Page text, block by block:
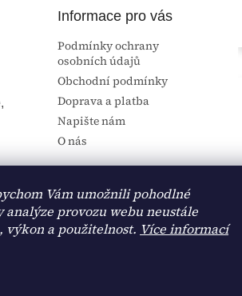
Vám umožnili pohodlné
provozu webu neustále
výkon a použitelnost. Více informací
Informace pro vás
Podmínky ochrany
osobních údajů
Obchodní podmínky
Doprava a platba
Napište nám
O nás